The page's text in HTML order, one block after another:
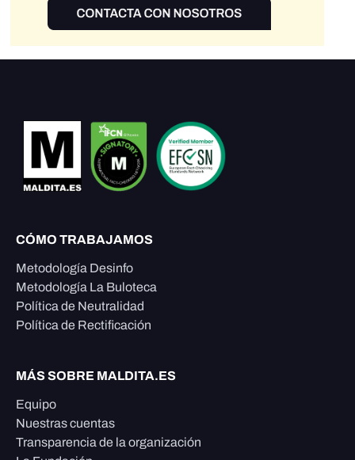
CÓMO TRABAJAMOS
Metodología Desinfo
Metodología La Buloteca
Política de Neutralidad
Política de Rectificación
MÁS SOBRE MALDITA.ES
Equipo
Nuestras cuentas
Transparencia de la organización